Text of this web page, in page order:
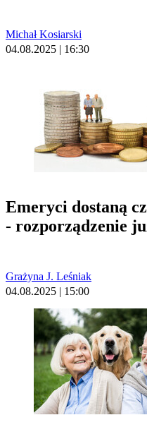
Michał Kosiarski
04.08.2025 | 16:30
Emeryci dostaną
- rozporządzenie
Grażyna J. Leśniak
04.08.2025 | 15:00